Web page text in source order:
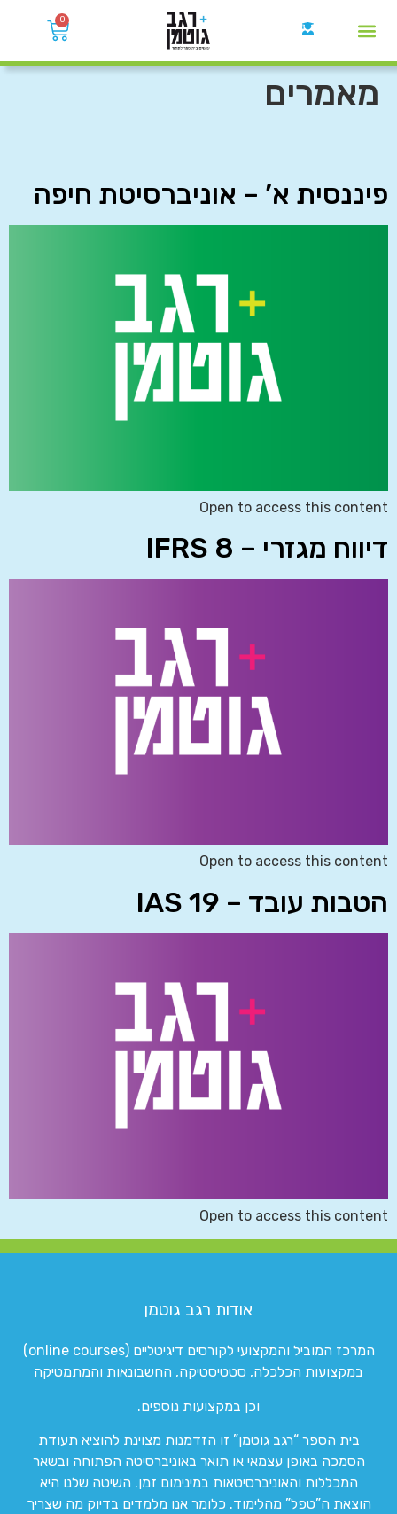
0
מאמרים
פיננסית א’ – אוניברסיטת חיפה
Open to access this content
דיווח מגזרי – IFRS 8
Open to access this content
הטבות עובד – IAS 19
Open to access this content
אודות רגב גוטמן
המרכז המוביל והמקצועי לקורסים דיגיטליים (online courses)
במקצועות הכלכלה, סטטיסטיקה, החשבונאות והמתמטיקה
וכן במקצועות נוספים.
בית הספר “רגב גוטמן” זו הזדמנות מצוינת להוציא תעודת
הסמכה באופן עצמאי או תואר באוניברסיטה הפתוחה ובשאר
המכללות והאוניברסיטאות במינימום זמן. השיטה שלנו היא
הוצאת ה”טפל” מהלימוד. כלומר אנו מלמדים בדיוק מה שצריך